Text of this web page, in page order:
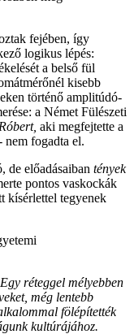
fejében, így
logikus lépés:
a belső fül
kisebb
történő amplitúdó-
a Német Fülészeti
aki megfejtette a
nem fogadta el.
de előadásaiban tények
pontos vaskockák
kísérlettel tegyenek
réteggel mélyebben
még lentebb
fölépítették
kultúrájához.